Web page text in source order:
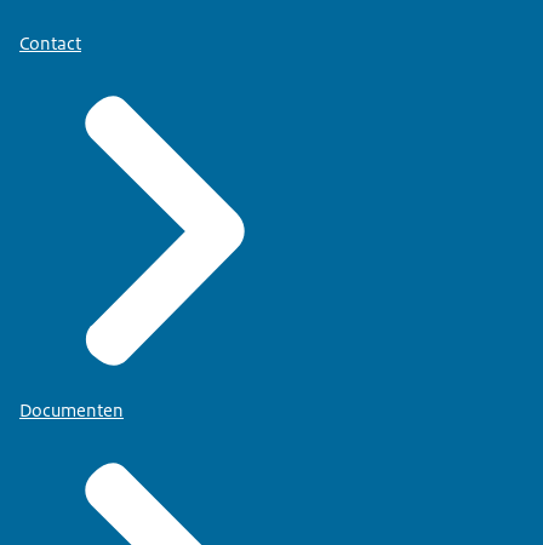
Contact
Documenten